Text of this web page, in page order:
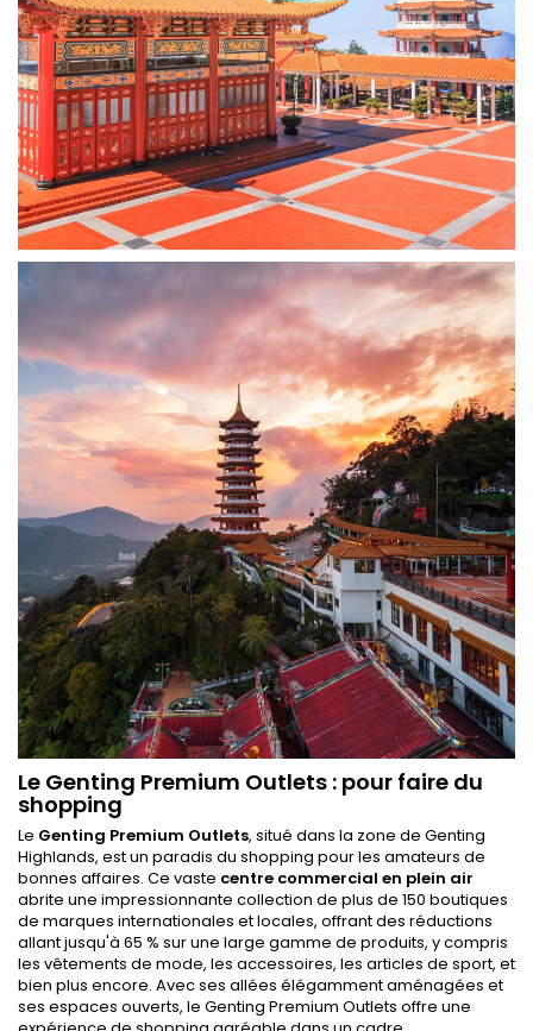
Le Genting Premium Outlets : pour faire du
shopping
Le Genting Premium Outlets, situé dans la zone de Genting
Highlands, est un paradis du shopping pour les amateurs de
bonnes affaires. Ce vaste centre commercial en plein air
abrite une impressionnante collection de plus de 150 boutiques
de marques internationales et locales, offrant des réductions
allant jusqu'à 65 % sur une large gamme de produits, y compris
les vêtements de mode, les accessoires, les articles de sport, et
bien plus encore. Avec ses allées élégamment aménagées et
ses espaces ouverts, le Genting Premium Outlets offre une